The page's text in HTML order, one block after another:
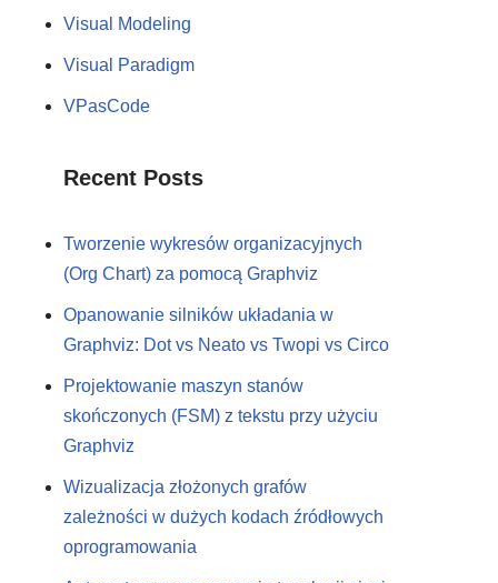
Visual Modeling
Visual Paradigm
VPasCode
Recent Posts
Tworzenie wykresów organizacyjnych
(Org Chart) za pomocą Graphviz
Opanowanie silników układania w
Graphviz: Dot vs Neato vs Twopi vs Circo
Projektowanie maszyn stanów
skończonych (FSM) z tekstu przy użyciu
Graphviz
Wizualizacja złożonych grafów
zależności w dużych kodach źródłowych
oprogramowania